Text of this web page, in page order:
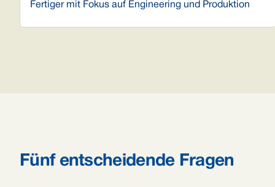
Fertiger mit Fokus auf Engineering und Produktion
Fünf entscheidende Fragen